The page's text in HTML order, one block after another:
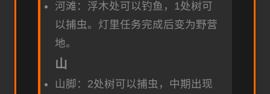
河滩：浮木处可以钓鱼，1处树可
以捕虫。灯里任务完成后变为野营
地。
山
山脚：2处树可以捕虫，中期出现